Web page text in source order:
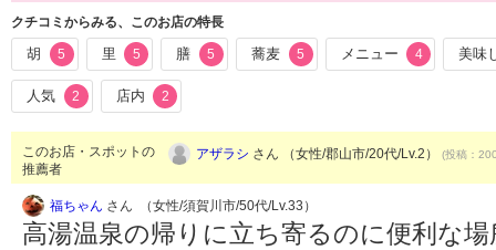
クチコミからみる、このお店の特長
胡 5 里 5 膳 5 蕎麦 5 メニュー 4 美味
人気 2 店内 2
このお店・スポットの
推薦者
アザラシ さん （女性/郡山市/20代/Lv.2） (投稿：
福ちゃん さん （女性/須賀川市/50代/Lv.33）
高湯温泉の帰りに立ち寄るのに便利な